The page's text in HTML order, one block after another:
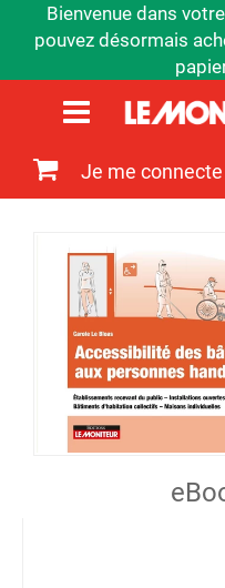
Bienvenue dans
pouvez désormais
Je me connecte